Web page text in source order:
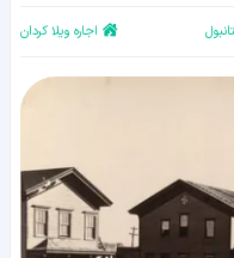
اجاره ویلا کردان